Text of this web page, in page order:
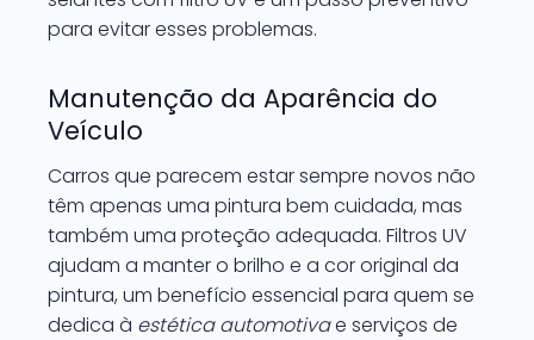
para evitar esses problemas.
Manutenção da Aparência do
Veículo
Carros que parecem estar sempre novos não
têm apenas uma pintura bem cuidada, mas
também uma proteção adequada. Filtros UV
ajudam a manter o brilho e a cor original da
pintura, um benefício essencial para quem se
dedica à estética automotivae serviços de